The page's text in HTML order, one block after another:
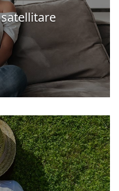
satellitare